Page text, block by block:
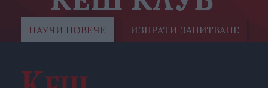
НАУЧИ ПОВЕЧЕ ИЗПРАТИ ЗАПИТВАНЕ